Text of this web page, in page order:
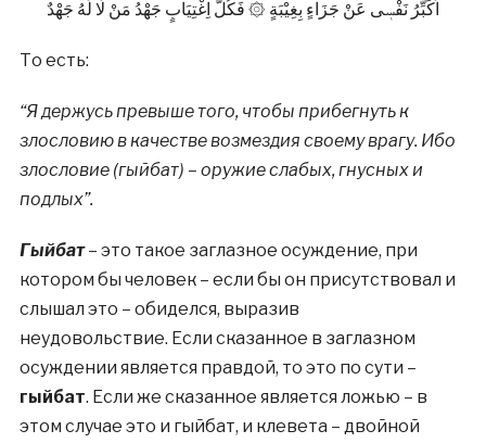
اُكَبِّرُ نَفْسٖى عَنْ جَزَاءٍ بِغِيْبَةٍ ۞ فَكُلُّ اِغْتِيَابٍ جَهْدُ مَنْ لَا لَهُ جَهْدٌ
То есть:
“Я держусь превыше того, чтобы прибегнуть к
злословию в качестве возмездия своему врагу. Ибо
злословие (гыйбат) – оружие слабых, гнусных и
подлых”.
Гыйбат– это такое заглазное осуждение, при
котором бы человек – если бы он присутствовал и
слышал это – обиделся, выразив
неудовольствие. Если сказанное в заглазном
осуждении является правдой, то это по сути –
гыйбат. Если же сказанное является ложью – в
этом случае это и гыйбат, и клевета – двойной